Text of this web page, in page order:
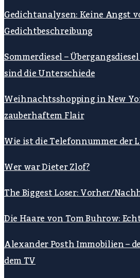
Gedichtanalysen: Keine Angst
Gedichtbeschreibung
Sommerdiesel –
sind die Unterschiede
Weihnachtsshopping in New
zauberhaftem Flair
Wie ist die Telefonnummer der
Wer war Dieter Zlof?
The Biggest Loser: Vorher/
Die Haare von Tom Buhrow:
Alexander Posth Immobilien –
dem TV